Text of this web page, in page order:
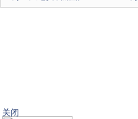
关闭